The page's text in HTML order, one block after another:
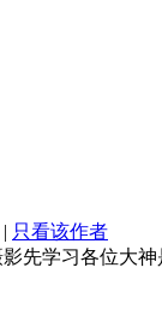
| 只看该作者
先学习各位大